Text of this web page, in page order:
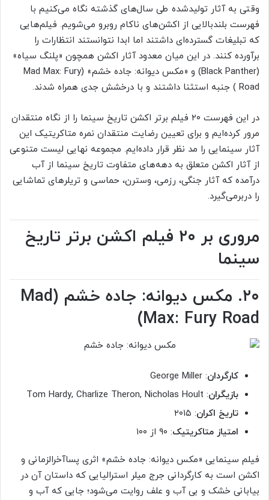
وقتی به آثار تولیدشده طی سال‌های گذشته نگاه می‌کنیم با
فهرست بلندبالایی از اکشن‌های ناکام روبرو می‌شویم. فیلم‌هایی
که تبلیغات گسترده‌ای داشتند اما ابدا نتوانستند انتظارات را
برآورده کنند. در این میان معدود آثار اکشن همچون «پلنگ سیاه»
(Black Panther) و «مکس دیوانه: جاده خشم» (Mad Max: Fury
Road ) جنبه استثنا داشتند و با درخشش جدی همراه شدند.
در این فهرست ۲۰ فیلم برتر اکشن تاریخ سینما را از نگاه منتقدان
مرور کرده‌ایم و برای تعیین رضایت منتقدان نمره متاکریتیک این
آثار سینمایی را مد نظر قرار داده‌ایم. مجموعه نهایی لیست متنوعی
از آثار اکشن متعلق به دهه‌های متفاوت تاریخ سینما از آب
درآمده که آثار جنگی، رزمی، وسترن، حماسی و تریلرهای تماشایی
را دربرمی‌گیرد.
مروری بر ۲۰ فیلم اکشن برتر تاریخ
سینما
۲۰. مکس دیوانه: جاده خشم (Mad
Max: Fury Road)
کارگردان: George Miller
بازیگران: Tom Hardy, Charlize Theron, Nicholas Hoult
تاریخ اکران: ۲۰۱۵
امتیاز متاکریتیک: ۹۰ از ۱۰۰
فیلم سینمایی «مکس دیوانه: جاده خشم» اثری پساآخرالزمانی و
اکشن است به کارگردانی جرج میلر استرالیایی که داستان آن در
بیابانی خشک و بی آب و علف روایت می‌شود؛ جایی که آب و